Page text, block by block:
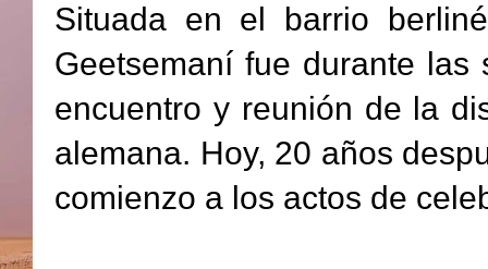
Situada en el barrio
Geetsemaní fue durante
encuentro y reunión de la
alemana. Hoy, 20 años
comienzo a los actos de